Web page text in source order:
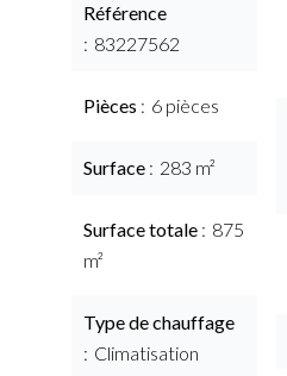
Référence
83227562
Pièces 6 pièces
Surface 283 m²
Surface totale
875
m²
Type de chauffage
Climatisation